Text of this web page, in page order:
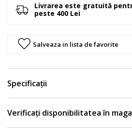
Livrarea este gratuită
peste 400 Lei
Salveaza in lista de favorite
Specificații
Verificați disponibilitatea în